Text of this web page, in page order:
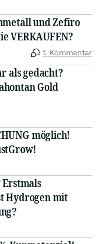
und Zefiro
VERKAUFEN?
1 Kommentar
als gedacht?
Gold
möglich!
Hydrogen mit